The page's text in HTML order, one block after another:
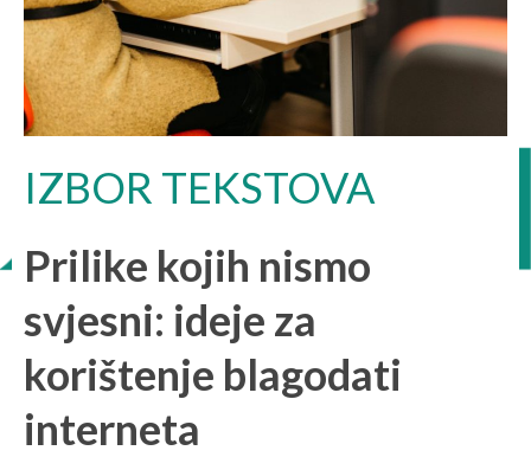
IZBOR TEKSTOVA
Prilike kojih nismo
svjesni: ideje za
korištenje blagodati
interneta